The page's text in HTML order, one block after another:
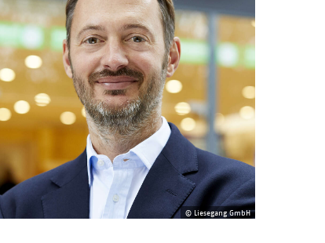
© Liesegang GmbH